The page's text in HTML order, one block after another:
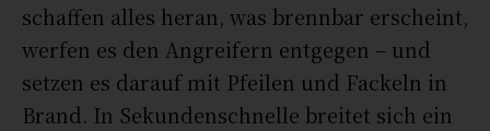
schaffen alles heran, was brennbar erscheint,
werfen es den Angreifern entgegen – und
setzen es darauf mit Pfeilen und Fackeln in
Brand. In Sekundenschnelle breitet sich ein